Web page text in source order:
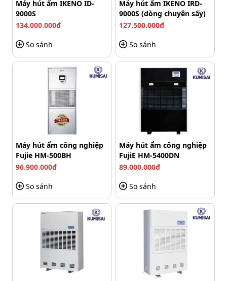
Sharp DW-D12A tích hợp nhiều chức năng trong 1
Hút ẩm hiệu quả cao
Máy có công suất hút ẩm đạt tới 12 lít/ngày, giúp giảm
độ ẩm trong không khí, giữ phòng luôn khô thoáng,
nhất là vào những ngày thời tiết nồm ẩm. Bên cạnh đó,
còn ngăn nấm mốc và vi khuẩn phát triển, bảo vệ sức
khỏe của gia đình.
Đồng thời, máy còn bảo vệ quần áo, đồ gỗ và thiết bị
điện tử khỏi hư hỏng do ẩm, giúp không gian sống luôn
sạch sẽ, khô ráo và dễ chịu.
Máy hút ẩm IKENO ID-
9000S
134.000.000đ
So sánh
Máy hút ẩm IKENO IRD-
9000S (dòng chuyên sấy)
127.500.000đ
So sánh
Máy hút ẩm công nghiệp
Fujie HM-500BH
96.900.000đ
So sánh
Máy hút ẩm công nghiệp
FujiE HM-5400DN
89.000.000đ
So sánh